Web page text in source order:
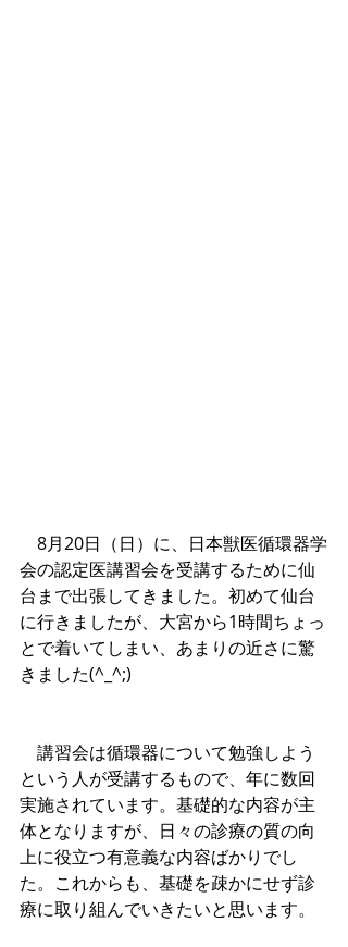
8月20日（日）に、日本獣医循環器学
会の認定医講習会を受講するために仙
台まで出張してきました。初めて仙台
に行きましたが、大宮から1時間ちょっ
とで着いてしまい、あまりの近さに驚
きました(^_^;)
講習会は循環器について勉強しよう
という人が受講するもので、年に数回
実施されています。基礎的な内容が主
体となりますが、日々の診療の質の向
上に役立つ有意義な内容ばかりでし
た。これからも、基礎を疎かにせず診
療に取り組んでいきたいと思います。